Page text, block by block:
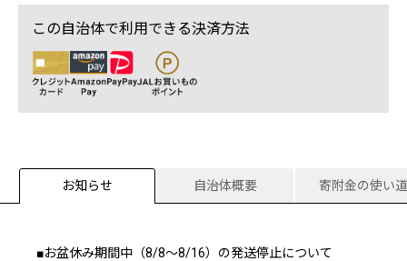
この自治体で利用できる決済方法
お知らせ 自治体概要 寄附金の使い道
■お盆休み期間中（8/8～8/16）の発送停止について